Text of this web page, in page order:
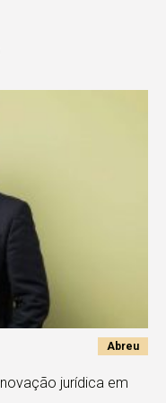
Abreu
jurídica em